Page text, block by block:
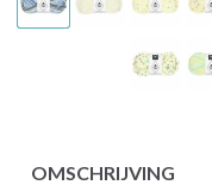
OMSCHRIJVING